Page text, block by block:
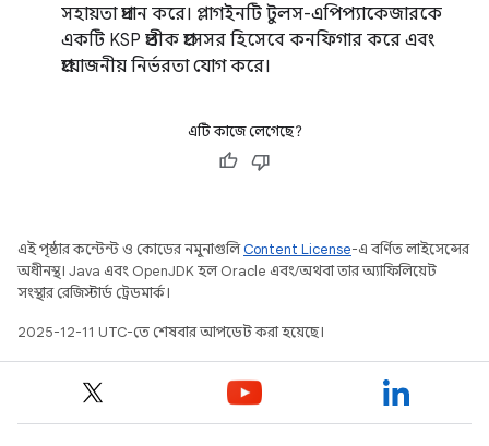
সহায়তা প্রদান করে। প্লাগইনটি টুলস-এপিপ্যাকেজারকে
একটি KSP প্রতীক প্রসেসর হিসেবে কনফিগার করে এবং
প্রয়োজনীয় নির্ভরতা যোগ করে।
এটি কাজে লেগেছে?
এই পৃষ্ঠার কন্টেন্ট ও কোডের নমুনাগুলিContent License-এ বর্ণিত লাইসেন্সের
অধীনস্থ। Java এবং OpenJDK হল Oracle এবং/অথবা তার অ্যাফিলিয়েট
সংস্থার রেজিস্টার্ড ট্রেডমার্ক।
2025-12-11 UTC-তে শেষবার আপডেট করা হয়েছে।